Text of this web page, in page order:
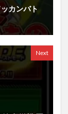
カンバト
Next